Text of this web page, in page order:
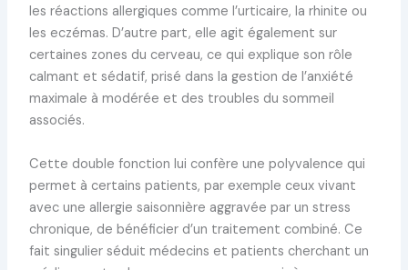
les réactions allergiques comme l’urticaire, la rhinite ou
les eczémas. D’autre part, elle agit également sur
certaines zones du cerveau, ce qui explique son rôle
calmant et sédatif, prisé dans la gestion de l’anxiété
maximale à modérée et des troubles du sommeil
associés.
Cette double fonction lui confère une polyvalence qui
permet à certains patients, par exemple ceux vivant
avec une allergie saisonnière aggravée par un stress
chronique, de bénéficier d’un traitement combiné. Ce
fait singulier séduit médecins et patients cherchant un